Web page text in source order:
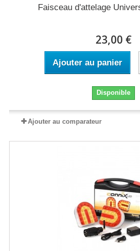
Faisceau d'attelage
23,00 €
Ajouter au panier
Disponible
Ajouter au comparateur